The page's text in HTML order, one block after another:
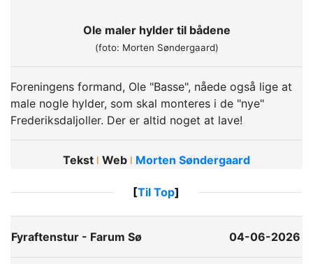
Ole maler hylder til bådene
(foto: Morten Søndergaard)
Foreningens formand, Ole "Basse", nåede også lige at
male nogle hylder, som skal monteres i de "nye"
Frederiksdaljoller. Der er altid noget at lave!
Tekst ǀ Web ǀ Morten Søndergaard
[Til Top]
Fyraftenstur - Farum Sø 04-06-2026